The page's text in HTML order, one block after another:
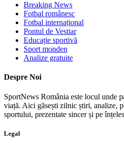
Breaking News
Fotbal românesc
Fotbal internațional
Pontul de Vestiar
Educație sportivă
Sport monden
Analize gratuite
Despre Noi
SportNews România este locul unde
viață. Aici găsești zilnic știri, analize,
sportului, prezentate sincer și pe
Legal